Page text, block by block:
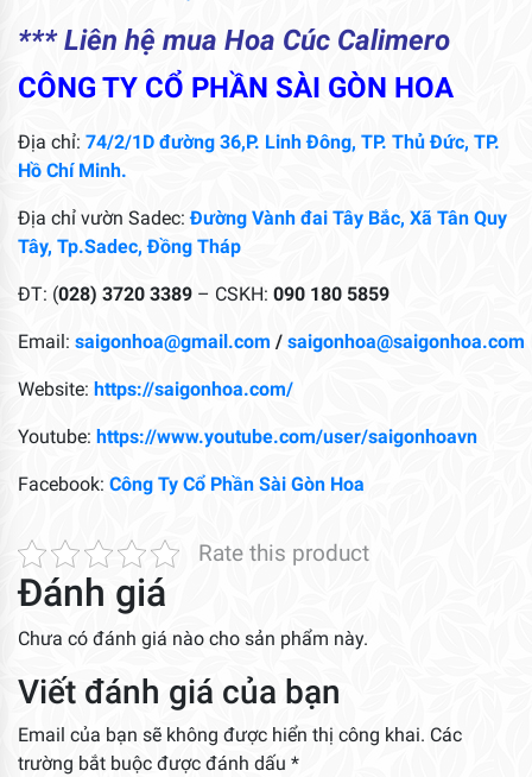
*** Liên hệ mua Hoa Cúc Calimero
CÔNG TY CỔ PHẦN SÀI GÒN HOA
Địa chỉ: 74/2/1D đường 36,P. Linh Đông, TP. Thủ Đức, TP.
Hồ Chí Minh.
Địa chỉ vườn Sadec:Đường Vành đai Tây Bắc, Xã Tân Quy
Tây, Tp.Sadec, Đồng Tháp
ĐT: (028) 3720 3389 – CSKH: 090 180 5859
Email: saigonhoa@gmail.com / saigonhoa@saigonhoa.com
Website: https://saigonhoa.com/
Youtube: https://www.youtube.com/user/saigonhoavn
Facebook: Công Ty Cổ Phần Sài Gòn Hoa
Rate this product
Đánh giá
Chưa có đánh giá nào cho sản phẩm này.
Viết đánh giá của bạn
Email của bạn sẽ không được hiển thị công khai. Các
trường bắt buộc được đánh dấu *